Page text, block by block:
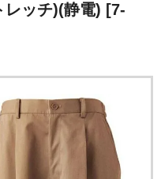
レッチ)(静電) [7-